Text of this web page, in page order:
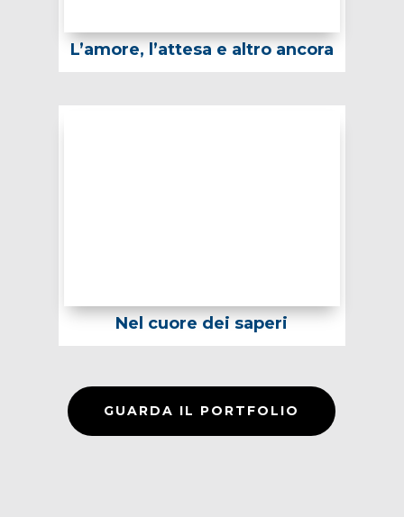
L’amore, l’attesa e altro ancora
GUARDA IL PORTFOLIO